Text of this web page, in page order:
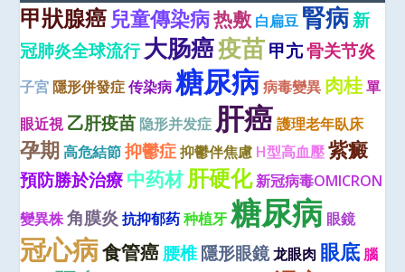
甲狀腺癌兒童傳染病热敷 白扁豆 腎病新
冠肺炎全球流行大肠癌疫苗甲亢骨关节炎
子宮 隱形併發症 传染病 糖尿病 病毒變異 肉桂 單
眼近視 乙肝疫苗 隐形并发症 肝癌 護理老年臥床
孕期 高危結節 抑鬱症抑鬱伴焦慮 H型高血壓 紫癜
預防勝於治療中药材肝硬化新冠病毒OMICRON
變異株角膜炎 抗抑郁药 种植牙 糖尿病 眼鏡
冠心病食管癌腰椎隱形眼鏡龙眼肉 眼底 腦